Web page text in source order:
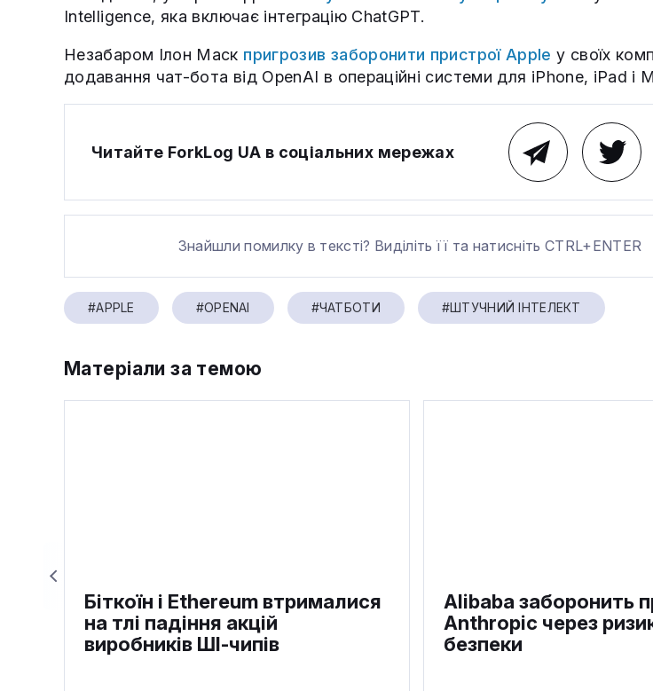
Intelligence, яка включає інтеграцію ChatGPT.
Незабаром Ілон Маск пригрозив заборонити пристрої Apple у своїх
додавання чат-бота від OpenAI в операційні системи для iPhone, iPad і
Читайте ForkLog UA в соціальних мережах
Знайшли помилку в тексті? Виділіть її та натисніть CTRL+ENTER
#APPLE #OPENAI #ЧАТБОТИ #ШТУЧНИЙ ІНТЕЛЕКТ
Матеріали за темою
Біткоїн і Ethereum втрималися
на тлі падіння акцій
виробників ШІ-чипів
Alibaba заборонить
Anthropic через
безпеки